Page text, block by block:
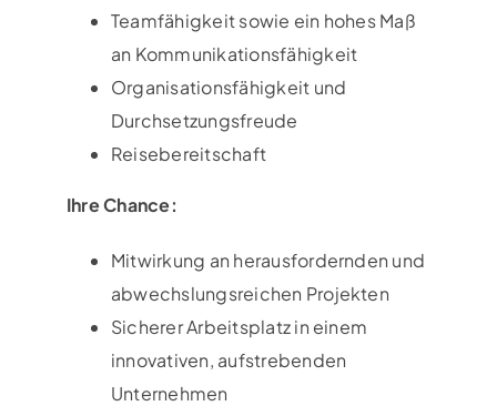
Teamfähigkeit sowie ein hohes Maß
an Kommunikationsfähigkeit
Organisationsfähigkeit und
Durchsetzungsfreude
Reisebereitschaft
Ihre Chance:
Mitwirkung an herausfordernden und
abwechslungsreichen Projekten
Sicherer Arbeitsplatz in einem
innovativen, aufstrebenden
Unternehmen